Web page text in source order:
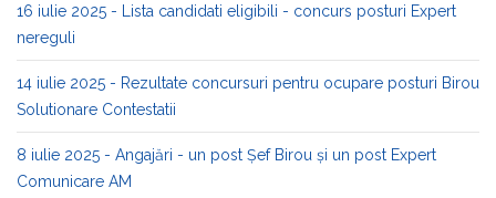
16 iulie 2025 - Lista candidati eligibili - concurs posturi Expert
nereguli
14 iulie 2025 - Rezultate concursuri pentru ocupare posturi Birou
Solutionare Contestatii
8 iulie 2025 - Angajări - un post Șef Birou și un post Expert
Comunicare AM